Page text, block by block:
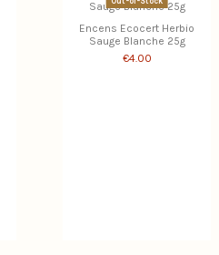
Encens Ecocert Herbio
Sauge Blanche 25g
€4.00